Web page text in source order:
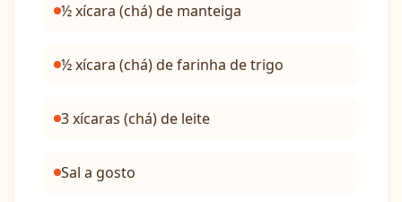
½ xícara (chá) de manteiga
½ xícara (chá) de farinha de trigo
3 xícaras (chá) de leite
Sal a gosto